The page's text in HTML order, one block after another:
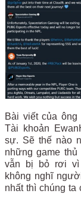
Bài viết của
Tài khoản
sự. Sẽ thế nào
những game
vẫn bị bỏ rơi vì
không nghĩ
nhất thì chúng ta